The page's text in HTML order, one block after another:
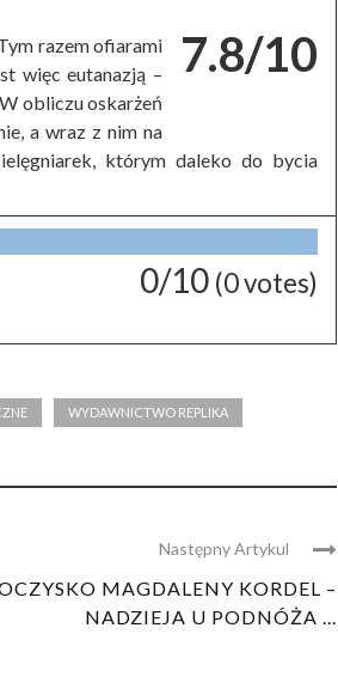
7.8/10
razem ofiarami
więc eutanazją –
obliczu oskarżeń
a wraz z nim na
którym daleko do bycia
0/10 (0votes)
WYDAWNICTWO REPLIKA
Następny Artykul
MAGDALENY KORDEL –
NADZIEJA U PODNÓŻA ...